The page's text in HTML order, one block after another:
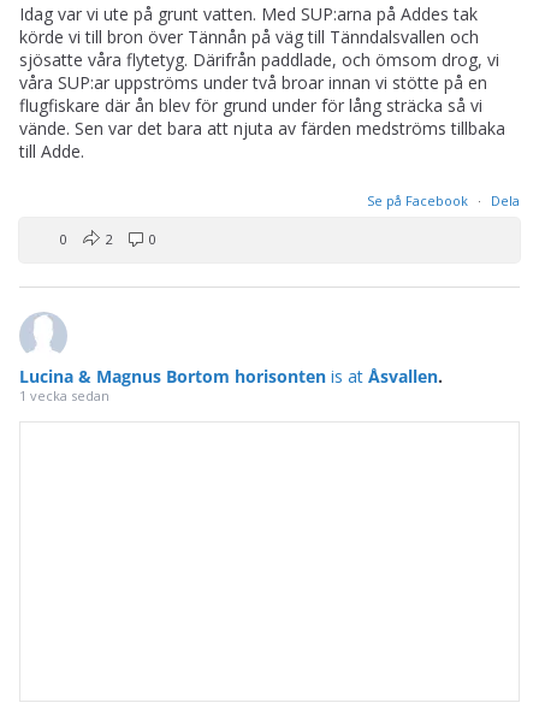
Idag var vi ute på grunt vatten. Med SUP:arna på Addes tak
körde vi till bron över Tännån på väg till Tänndalsvallen och
sjösatte våra flytetyg. Därifrån paddlade, och ömsom drog, vi
våra SUP:ar uppströms under två broar innan vi stötte på en
flugfiskare där ån blev för grund under för lång sträcka så vi
vände. Sen var det bara att njuta av färden medströms tillbaka
till Adde.
Se på Facebook · Dela
0 2 0
Lucina & Magnus Bortom horisonten is at Åsvallen.
1 vecka sedan